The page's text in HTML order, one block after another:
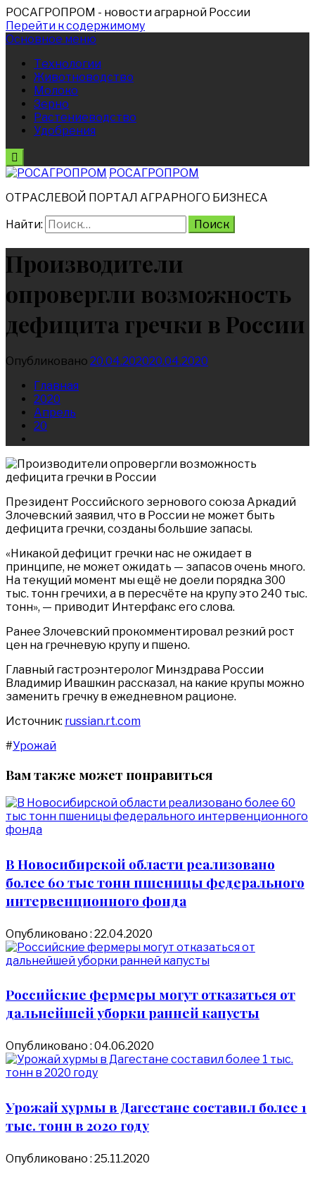
РОСАГРОПРОМ - новости аграрной России
Перейти к содержимому
Основное меню
Технологии
Животноводство
Молоко
Зерно
Растениеводство
Удобрения
РОСАГРОПРОМ
ОТРАСЛЕВОЙ ПОРТАЛ АГРАРНОГО БИЗНЕСА
Найти:
Производители
опровергли возможность
дефицита гречки в России
Опубликовано 20.04.202020.04.2020
Главная
2020
Апрель
20
Президент Российского зернового союза Аркадий
Злочевский заявил, что в России не может быть
дефицита гречки, созданы большие запасы.
«Никакой дефицит гречки нас не ожидает в
принципе, не может ожидать — запасов очень много.
На текущий момент мы ещё не доели порядка 300
тыс. тонн гречихи, а в пересчёте на крупу это 240 тыс.
тонн», — приводит Интерфакс его слова.
Ранее Злочевский прокомментировал резкий рост
цен на гречневую крупу и пшено.
Главный гастроэнтеролог Минздрава России
Владимир Ивашкин рассказал, на какие крупы можно
заменить гречку в ежедневном рационе.
Источник: russian.rt.com
#Урожай
Вам также может понравиться
В Новосибирской области реализовано
более 60 тыс тонн пшеницы федерального
интервенционного фонда
Опубликовано : 22.04.2020
Российские фермеры могут отказаться от
дальнейшей уборки ранней капусты
Опубликовано : 04.06.2020
Урожай хурмы в Дагестане составил более 1
тыс. тонн в 2020 году
Опубликовано : 25.11.2020